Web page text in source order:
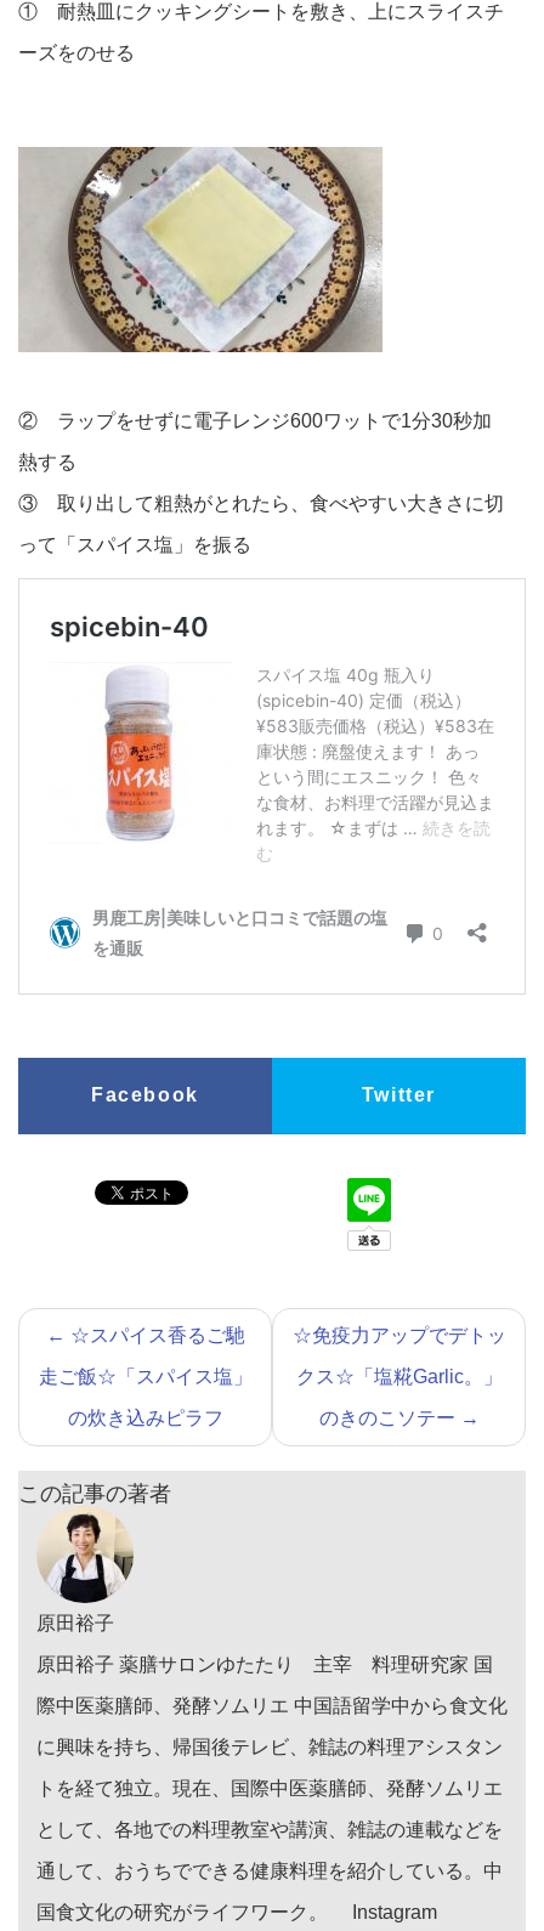
① 耐熱皿にクッキングシートを敷き、上にスライスチ
ーズをのせる
② ラップをせずに電子レンジ600ワットで1分30秒加
熱する
③ 取り出して粗熱がとれたら、食べやすい大きさに切
って「スパイス塩」を振る
Facebook Twitter
← ☆スパイス香るご馳
走ご飯☆「スパイス塩」
の炊き込みピラフ
☆免疫力アップでデトッ
クス☆「塩糀Garlic。」
のきのこソテー →
この記事の著者
原田裕子
原田裕子 薬膳サロンゆたたり 主宰 料理研究家 国
際中医薬膳師、発酵ソムリエ 中国語留学中から食文化
に興味を持ち、帰国後テレビ、雑誌の料理アシスタン
トを経て独立。現在、国際中医薬膳師、発酵ソムリエ
として、各地での料理教室や講演、雑誌の連載などを
通して、おうちでできる健康料理を紹介している。中
国食文化の研究がライフワーク。 Instagram